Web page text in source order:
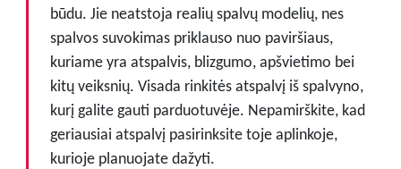
būdu. Jie neatstoja realių spalvų modelių, nes
spalvos suvokimas priklauso nuo paviršiaus,
kuriame yra atspalvis, blizgumo, apšvietimo bei
kitų veiksnių. Visada rinkitės atspalvį iš spalvyno,
kurį galite gauti parduotuvėje. Nepamirškite, kad
geriausiai atspalvį pasirinksite toje aplinkoje,
kurioje planuojate dažyti.